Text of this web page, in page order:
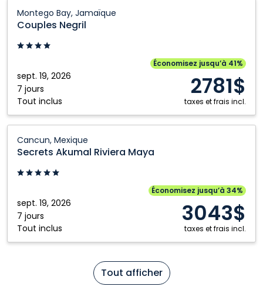
Montego Bay, Jamaïque
Couples Negril
sept. 19, 2026
7 jours
Tout inclus
Économisez jusqu’à 41%
2781$
taxes et frais incl.
Negril:
Montego
Bay,
Cancun, Mexique
Secrets Akumal Riviera Maya
sept. 19, 2026
7 jours
Tout inclus
Économisez jusqu’à 34%
3043$
taxes et frais incl.
Akumal
Riviera
Maya:
Mexique
Tout afficher